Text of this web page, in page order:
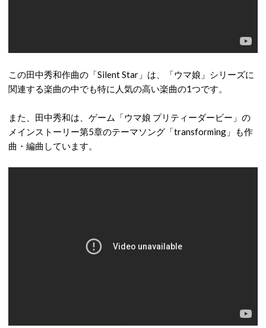
この田中秀和作曲の「Silent Star」は、「ウマ娘」シリーズに
関連する楽曲の中でも特に人気の高い楽曲の1つです。
また、田中秀和は、ゲーム「ウマ娘 プリティーダービー」の
メインストーリー第5章のテーマソング「transforming」も作
曲・編曲しています。